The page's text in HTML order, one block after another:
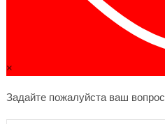
×
Задайте пожалуйста ваш вопрос